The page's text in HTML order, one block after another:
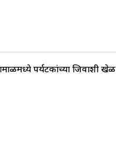
पर्यटकांच्या जिवाशी खेळ